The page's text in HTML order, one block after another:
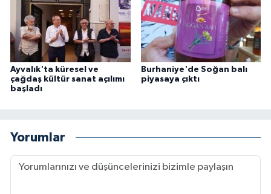
Ayvalık'ta küresel ve
çağdaş kültür sanat açılımı
başladı
Burhaniye'de Soğan balı
piyasaya çıktı
Yorumlar